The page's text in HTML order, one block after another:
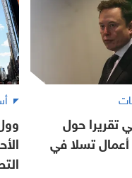
حول
أعمال تسلا في